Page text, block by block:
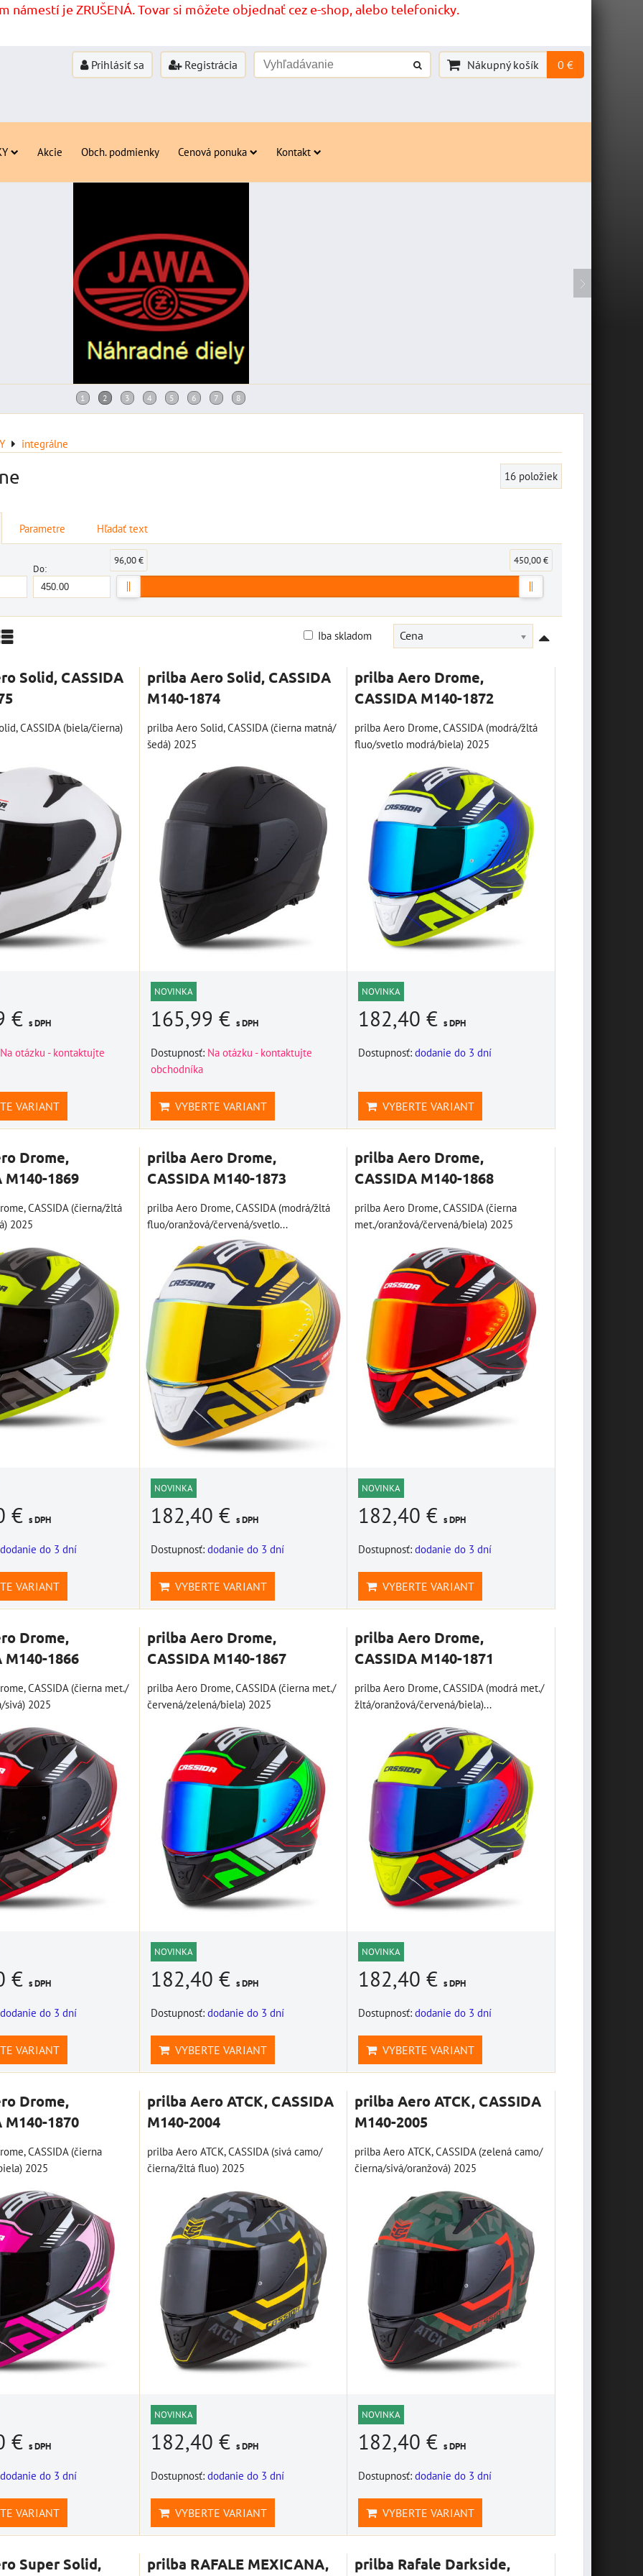
námestí je ZRUŠENÁ. Tovar si môžete objednať cez e-shop, alebo telefonicky.
Prihlásiť sa Registrácia Nákupný košík 0 €
Akcie Obch. podmienky Cenová ponuka Kontakt
integrálne
16 položiek
Parametre Hľadať text
Do:
96,00 € 450,00 €
Cena
Iba skladom
Solid, CASSIDA
CASSIDA (biela/čierna)
€ s DPH
Na otázku - kontaktujte
VARIANT
prilba Aero Solid, CASSIDA
M140-1874
prilba Aero Solid, CASSIDA (čierna matná/
šedá) 2025
NOVINKA
165,99 € s DPH
Dostupnosť: Na otázku - kontaktujte
obchodníka
VYBERTE VARIANT
prilba Aero Drome,
CASSIDA M140-1872
prilba Aero Drome, CASSIDA (modrá/žltá
fluo/svetlo modrá/biela) 2025
NOVINKA
182,40 €s DPH
Dostupnosť:dodanie do 3 dní
VYBERTE VARIANT
Drome,
M140-1869
CASSIDA (čierna/žltá
2025
€ s DPH
dodanie do 3 dní
VARIANT
prilba Aero Drome,
CASSIDA M140-1873
prilba Aero Drome, CASSIDA (modrá/žltá
fluo/oranžová/červená/svetlo...
NOVINKA
182,40 € s DPH
Dostupnosť: dodanie do 3 dní
VYBERTE VARIANT
prilba Aero Drome,
CASSIDA M140-1868
prilba Aero Drome, CASSIDA (čierna
met./oranžová/červená/biela) 2025
NOVINKA
182,40 €s DPH
Dostupnosť:dodanie do 3 dní
VYBERTE VARIANT
Drome,
M140-1866
CASSIDA (čierna met./
2025
€ s DPH
dodanie do 3 dní
VARIANT
prilba Aero Drome,
CASSIDA M140-1867
prilba Aero Drome, CASSIDA (čierna met./
červená/zelená/biela) 2025
NOVINKA
182,40 € s DPH
Dostupnosť: dodanie do 3 dní
VYBERTE VARIANT
prilba Aero Drome,
CASSIDA M140-1871
prilba Aero Drome, CASSIDA (modrá met./
žltá/oranžová/červená/biela)...
NOVINKA
182,40 €s DPH
Dostupnosť:dodanie do 3 dní
VYBERTE VARIANT
Drome,
M140-1870
CASSIDA (čierna
2025
€ s DPH
dodanie do 3 dní
VARIANT
prilba Aero ATCK, CASSIDA
M140-2004
prilba Aero ATCK, CASSIDA (sivá camo/
čierna/žltá fluo) 2025
NOVINKA
182,40 € s DPH
Dostupnosť: dodanie do 3 dní
VYBERTE VARIANT
prilba Aero ATCK, CASSIDA
M140-2005
prilba Aero ATCK, CASSIDA (zelená camo/
čierna/sivá/oranžová) 2025
NOVINKA
182,40 €s DPH
Dostupnosť:dodanie do 3 dní
VYBERTE VARIANT
Super Solid,
prilba RAFALE MEXICANA,
prilba Rafale Darkside,
štartovací box +
power banka,
bootovací prúd 400
BAT997
štartovací box + power
banka, bootovací prúd 400
109,01 €
náradia pre BMW
10002768
majú vôbec málo nástrojov v
základnej výbave a...
ks DO KOŠÍKA
závesná plechová
tabuľa "Bikers
závesná plechová tabuľa
cm
7,16 €s DPH
DO KOŠÍKA